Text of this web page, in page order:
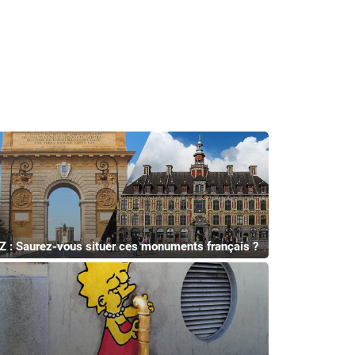
: Saurez-vous situer ces monuments français ?